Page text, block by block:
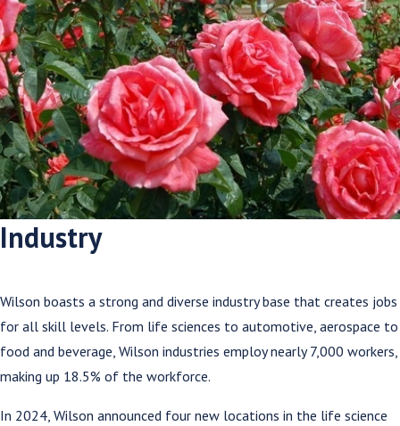
Industry
Wilson boasts a strong and diverse industry base that creates jobs
for all skill levels. From life sciences to automotive, aerospace to
food and beverage, Wilson industries employ nearly 7,000 workers,
making up 18.5% of the workforce.
In 2024, Wilson announced four new locations in the life science